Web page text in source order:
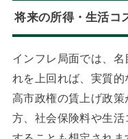
将来の所得・生活コ
インフレ局面では、
れを上回れば、実質的
高市政権の賃上げ政
方、社会保険料や生